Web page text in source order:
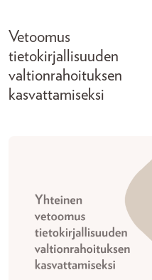
Vetoomus
tietokirjallisuuden
valtionrahoituksen
kasvattamiseksi